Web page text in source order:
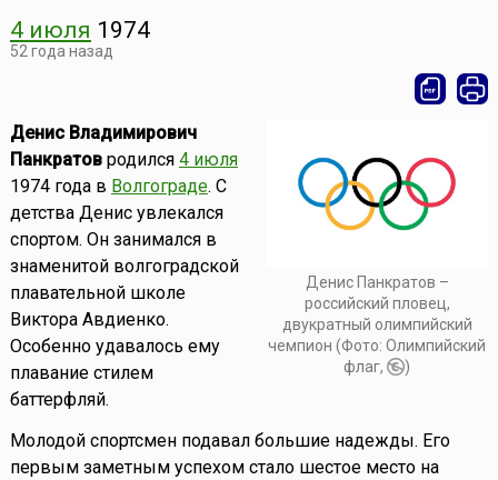
4 июля 1974
52 года назад
Денис Панкратов –
российский пловец,
двукратный олимпийский
чемпион (Фото: Олимпийский
флаг,
)
Денис Владимирович
Панкратовродился 4 июля
1974 года в Волгограде. С
детства Денис увлекался
спортом. Он занимался в
знаменитой волгоградской
плавательной школе
Виктора Авдиенко.
Особенно удавалось ему
плавание стилем
баттерфляй.
Молодой спортсмен подавал большие надежды. Его
первым заметным успехом стало шестое место на